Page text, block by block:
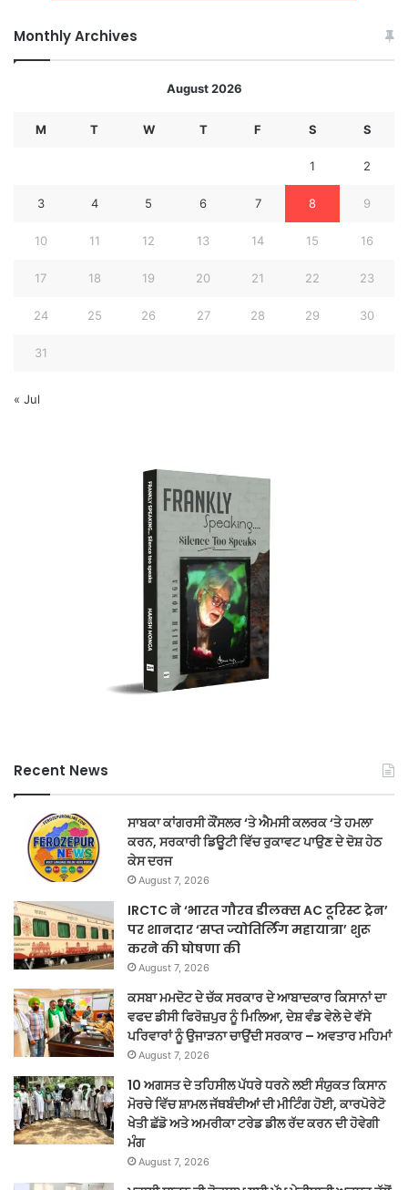
Monthly Archives
August 2026
M T W T F S S
1 2
3 4 5 6 7 8 9
10 11 12 13 14 15 16
17 18 19 20 21 22 23
24 25 26 27 28 29 30
31
« Jul
Recent News
ਸਾਬਕਾ ਕਾਂਗਰਸੀ ਕੌਂਸਲਰ ‘ਤੇ ਐਮਸੀ ਕਲਰਕ ‘ਤੇ ਹਮਲਾ
ਕਰਨ, ਸਰਕਾਰੀ ਡਿਊਟੀ ਵਿੱਚ ਰੁਕਾਵਟ ਪਾਉਣ ਦੇ ਦੋਸ਼ ਹੇਠ
ਕੇਸ ਦਰਜ
August 7, 2026
IRCTC ने ‘भारत गौरव डीलक्स AC टूरिस्ट ट्रेन’
पर शानदार ‘सप्त ज्योतिर्लिंग महायात्रा’ शुरू
करने की घोषणा की
August 7, 2026
ਕਸਬਾ ਮਮਦੋਟ ਦੇ ਚੱਕ ਸਰਕਾਰ ਦੇ ਆਬਾਦਕਾਰ ਕਿਸਾਨਾਂ ਦਾ
ਵਫਦ ਡੀਸੀ ਫਿਰੋਜ਼ਪੁਰ ਨੂੰ ਮਿਲਿਆ, ਦੇਸ਼ ਵੰਡ ਵੇਲੇ ਦੇ ਵੱਸੇ
ਪਰਿਵਾਰਾਂ ਨੂੰ ਉਜਾੜਨਾ ਚਾਉਂਦੀ ਸਰਕਾਰ – ਅਵਤਾਰ ਮਹਿਮਾਂ
August 7, 2026
10 ਅਗਸਤ ਦੇ ਤਹਿਸੀਲ ਪੱਧਰੇ ਧਰਨੇ ਲਈ ਸੰਯੁਕਤ ਕਿਸਾਨ
ਮੋਰਚੇ ਵਿੱਚ ਸ਼ਾਮਲ ਜੱਥਬੰਦੀਆਂ ਦੀ ਮੀਟਿੰਗ ਹੋਈ, ਕਾਰਪੋਰੇਟੋ
ਖੇਤੀ ਛੱਡੋ ਅਤੇ ਅਮਰੀਕਾ ਟਰੇਡ ਡੀਲ ਰੱਦ ਕਰਨ ਦੀ ਹੋਵੇਗੀ
ਮੰਗ
August 7, 2026